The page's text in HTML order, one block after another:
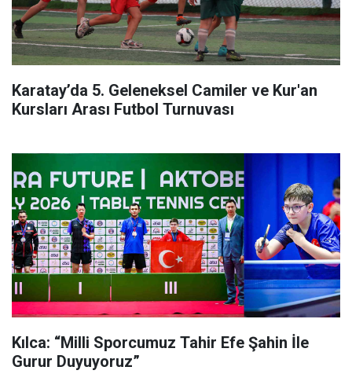
Karatay’da 5. Geleneksel Camiler ve Kur'an
Kursları Arası Futbol Turnuvası
Kılca: “Milli Sporcumuz Tahir Efe Şahin İle
Gurur Duyuyoruz”